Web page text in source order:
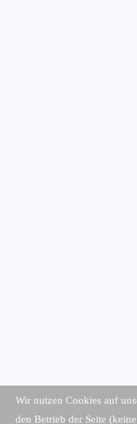
Wir nutzen Cookies auf
den Betrieb der Seite